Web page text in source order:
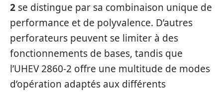
2 se distingue par sa combinaison unique de
performance et de polyvalence. D’autres
perforateurs peuvent se limiter à des
fonctionnements de bases, tandis que
l’UHEV 2860-2 offre une multitude de modes
d’opération adaptés aux différents